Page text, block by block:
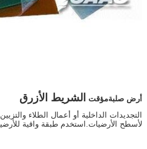
أرض صلبةمؤقت الشريط الأزرق
التجديدات الداخلية أو أعمال الطلاء
لأسطح الأرضيات.استخدم طبقة واقية